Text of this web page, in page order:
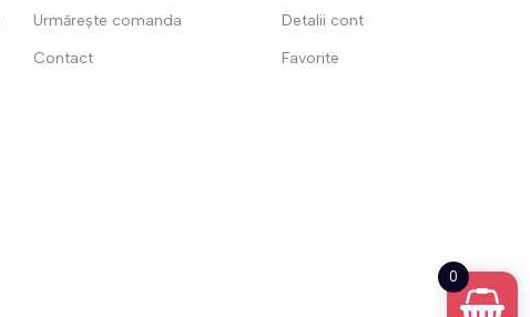
Urmărește comanda
Contact
Detalii cont
Favorite
0